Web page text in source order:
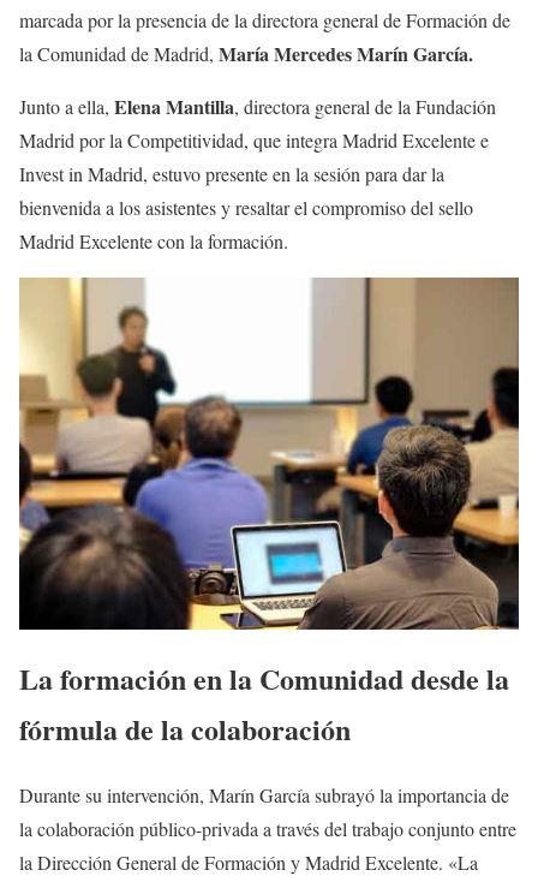
marcada por la presencia de la directora general de Formación de
la Comunidad de Madrid, María Mercedes Marín García.
Junto a ella, Elena Mantilla, directora general de la Fundación
Madrid por la Competitividad, que integra Madrid Excelente e
Invest in Madrid, estuvo presente en la sesión para dar la
bienvenida a los asistentes y resaltar el compromiso del sello
Madrid Excelente con la formación.
La formación en la Comunidad desde la
fórmula de la colaboración
Durante su intervención, Marín García subrayó la importancia de
la colaboración público-privada a través del trabajo conjunto entre
la Dirección General de Formación y Madrid Excelente. «La